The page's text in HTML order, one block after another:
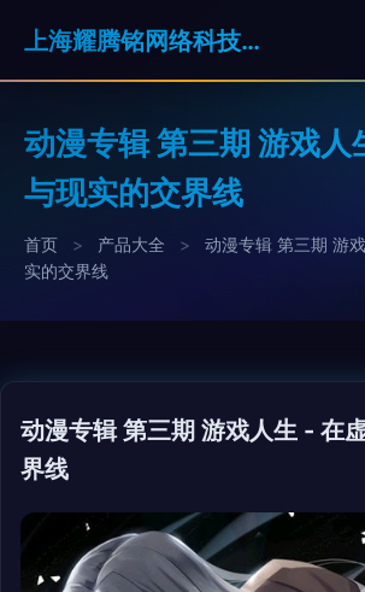
上海耀腾铭网络科技有限公司
动漫专辑 第三期 游戏人
与现实的交界线
首页 > 产品大全 >
动漫专辑 第三期 游
实的交界线
动漫专辑 第三期 游戏人生 - 在
界线